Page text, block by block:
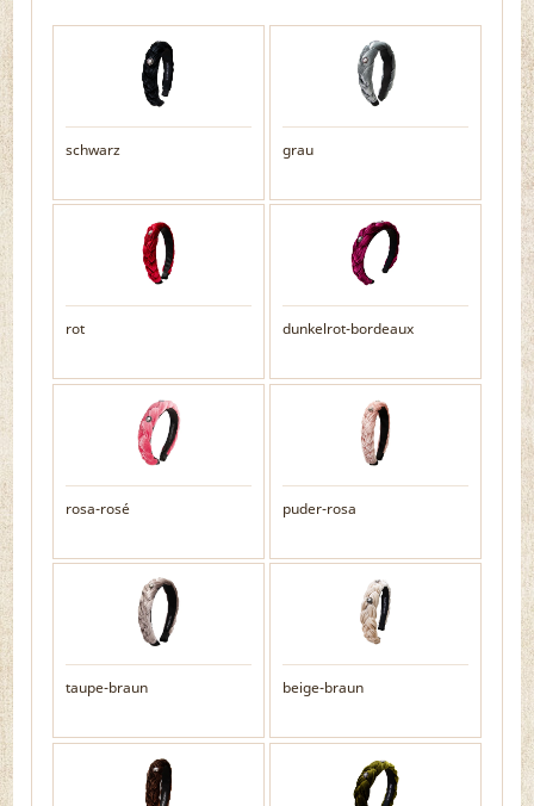
schwarz grau
rot dunkelrot-bordeaux
rosa-rosé puder-rosa
taupe-braun beige-braun